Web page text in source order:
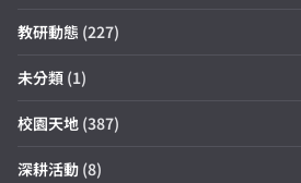
教研動態 (227)
未分類 (1)
校園天地 (387)
深耕活動 (8)